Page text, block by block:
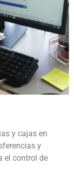
y cajas en
y
el control de